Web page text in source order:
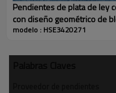
Pendientes de plata de ley
con diseño geométrico de
modelo : HSE3420271